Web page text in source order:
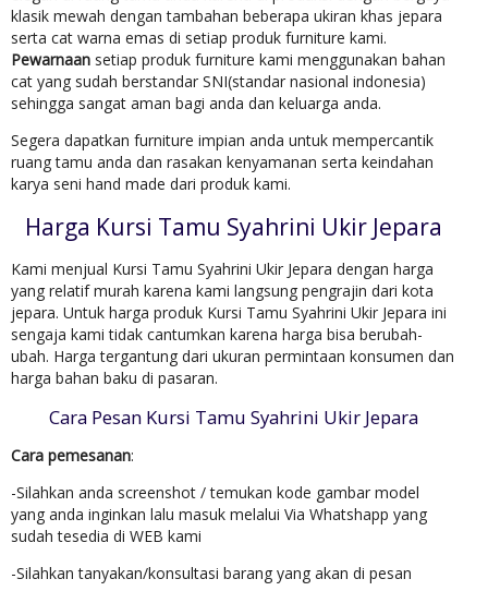
klasik mewah dengan tambahan beberapa ukiran khas jepara
serta cat warna emas di setiap produk furniture kami.
Pewarnaan setiap produk furniture kami menggunakan bahan
cat yang sudah berstandar SNI(standar nasional indonesia)
sehingga sangat aman bagi anda dan keluarga anda.
Segera dapatkan furniture impian anda untuk mempercantik
ruang tamu anda dan rasakan kenyamanan serta keindahan
karya seni hand made dari produk kami.
Harga Kursi Tamu Syahrini Ukir Jepara
Kami menjual Kursi Tamu Syahrini Ukir Jepara dengan harga
yang relatif murah karena kami langsung pengrajin dari kota
jepara. Untuk harga produk Kursi Tamu Syahrini Ukir Jepara ini
sengaja kami tidak cantumkan karena harga bisa berubah-
ubah. Harga tergantung dari ukuran permintaan konsumen dan
harga bahan baku di pasaran.
Cara Pesan Kursi Tamu Syahrini Ukir Jepara
Cara pemesanan:
-Silahkan anda screenshot / temukan kode gambar model
yang anda inginkan lalu masuk melalui Via Whatshapp yang
sudah tesedia di WEB kami
-Silahkan tanyakan/konsultasi barang yang akan di pesan